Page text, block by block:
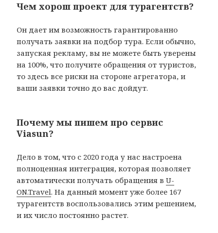
Чем хорош проект для турагентств?
Он дает им возможность гарантированно
получать заявки на подбор тура. Если обычно,
запуская рекламу, вы не можете быть уверены
на 100%, что получите обращения от туристов,
то здесь все риски на стороне агрегатора, и
ваши заявки точно до вас дойдут.
Почему мы пишем про сервис
Viasun?
Дело в том, что с 2020 года у нас настроена
полноценная интеграция, которая позволяет
автоматически получать обращения вU-
ON.Travel. На данный момент уже более 167
турагентств воспользовались этим решением,
и их число постоянно растет.